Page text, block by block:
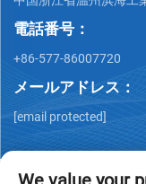
電話番号：
+86-577-86007720
メールアドレス：
[email protected]